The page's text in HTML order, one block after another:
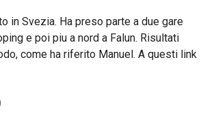
in Svezia. Ha preso parte a due gare
e poi piu a nord a Falun. Risultati
come ha riferito Manuel. A questi link